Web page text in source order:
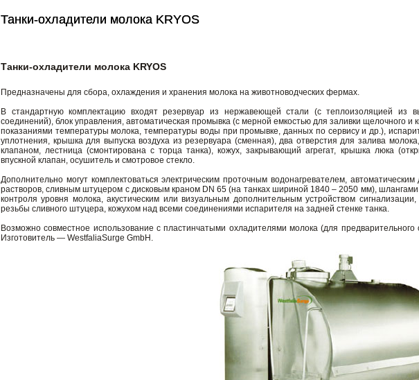
Танки-охладители молока KRYOS
Танки-охладители молока KRYOS
Танки-охладители молока KRYOS
Предназначены для сбора, охлаждения и хранения молока на животноводческих фермах.
В стандартную комплектацию входят резервуар из нержавеющей стали (с теплоизоляцией из
соединений), блок управления, автоматическая промывка (с мерной емкостью для заливки щелочного
показаниями температуры молока, температуры воды при промывке, данных по сервису и др.),
уплотнения, крышка для выпуска воздуха из резервуара (сменная), два отверстия для залива
клапаном, лестница (смонтирована с торца танка), кожух, закрывающий агрегат, крышка люка
впускной клапан, осушитель и смотровое стекло.
Дополнительно могут комплектоваться электрическим проточным водонагревателем,
растворов, сливным штуцером с дисковым краном DN 65 (на танках шириной 1840 – 2050 мм),
контроля уровня молока, акустическим или визуальным дополнительным устройством
резьбы сливного штуцера, кожухом над всеми соединениями испарителя на задней стенке танка.
Возможно совместное использование с пластинчатыми охладителями молока (для
Изготовитель — WestfaliaSurge GmbH.